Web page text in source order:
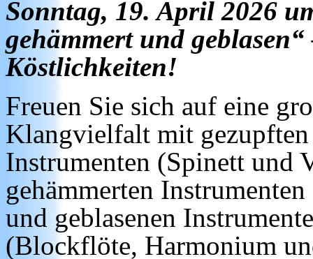
Sonntag, 19. April 2026
gehämmert und
Köstlichkeiten!
Freuen Sie sich auf eine
Klangvielfalt mit gezupften
Instrumenten (Spinett und
gehämmerten
und geblasenen
(Blockflöte, Harmonium